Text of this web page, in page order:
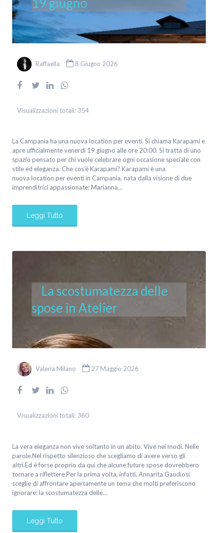
Raffaella 8 Giugno 2026
Visualizzazioni totali: 354
La Campania ha una nuova location per eventi. Si chiama Karapami e
apre ufficialmente venerdì 19 giugno alle ore 20:00. Si tratta di uno
spazio pensato per chi vuole celebrare ogni occasione speciale con
stile ed eleganza. Che cos’è Karapami? Karapami è una
nuova location per eventi in Campania, nata dalla visione di due
imprenditrici appassionate: Marianna…
Leggi Tutto
La scostumatezza delle
spose in Atelier
Valeria Milano 27 Maggio 2026
Visualizzazioni totali: 360
La vera eleganza non vive soltanto in un abito. Vive nei modi. Nelle
parole.Nel rispetto silenzioso che scegliamo di avere verso gli
altri.Ed è forse proprio da qui che alcune future spose dovrebbero
tornare a riflettere.Per la prima volta, infatti, Annarita Gaudiosi
sceglie di affrontare apertamente un tema che molti preferiscono
ignorare: la scostumatezza delle…
Leggi Tutto